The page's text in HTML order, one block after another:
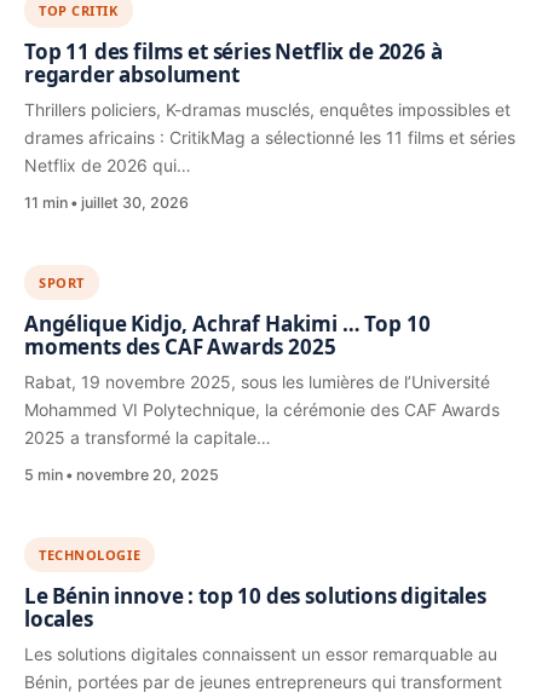
TOP CRITIK
Top 11 des films et séries Netflix de 2026 à
regarder absolument
Thrillers policiers, K-dramas musclés, enquêtes impossibles et
drames africains : CritikMag a sélectionné les 11 films et séries
Netflix de 2026 qui…
11 min juillet 30, 2026
SPORT
Angélique Kidjo, Achraf Hakimi … Top 10
moments des CAF Awards 2025
Rabat, 19 novembre 2025, sous les lumières de l’Université
Mohammed VI Polytechnique, la cérémonie des CAF Awards
2025 a transformé la capitale…
5 min novembre 20, 2025
TECHNOLOGIE
Le Bénin innove : top 10 des solutions digitales
locales
Les solutions digitales connaissent un essor remarquable au
Bénin, portées par de jeunes entrepreneurs qui transforment